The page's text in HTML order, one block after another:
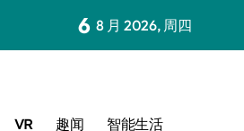
6 8 月 2026, 周四
VR 趣闻 智能生活